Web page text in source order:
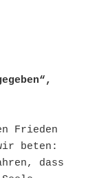
Frieden
beten:
dass